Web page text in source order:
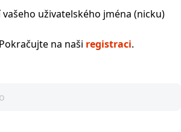
uživatelského jména (nicku)
na naši registraci.